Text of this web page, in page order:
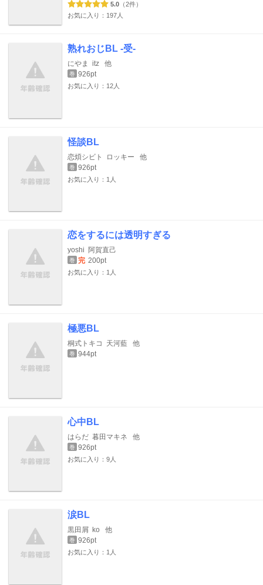
5.0 （2件）
お気に入り：197人
熟れおじBL -受-
にやま itz 他
巻 926pt
お気に入り：12人
怪談BL
恋煩シビト ロッキー 他
巻 926pt
お気に入り：1人
恋をするには透明すぎる
yoshi 阿賀直己
巻 完 200pt
お気に入り：1人
極悪BL
桐式トキコ 天河藍 他
巻 944pt
心中BL
はらだ 暮田マキネ 他
巻 926pt
お気に入り：9人
涙BL
黒田屑 ko 他
巻 926pt
お気に入り：1人